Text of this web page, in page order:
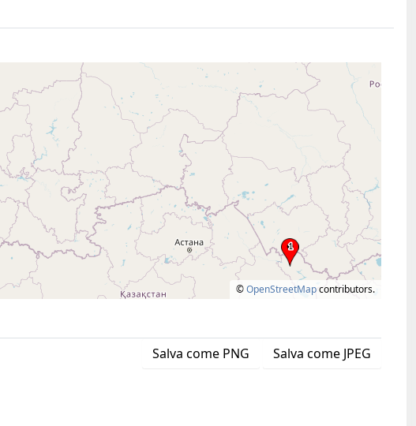
©OpenStreetMapcontributors.
Salva come PNG
Salva come JPEG